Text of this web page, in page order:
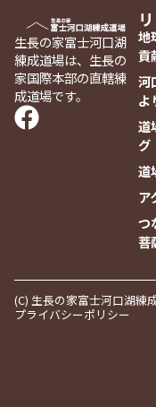
生長の家富士河口湖
練成道場は、生長の
家国際本部の直轄練
成道場です。
地
貢
河
よ
道
グ
道
ア
つ
菩
(C) 生長の家富士河口湖
プライバシーポリシー